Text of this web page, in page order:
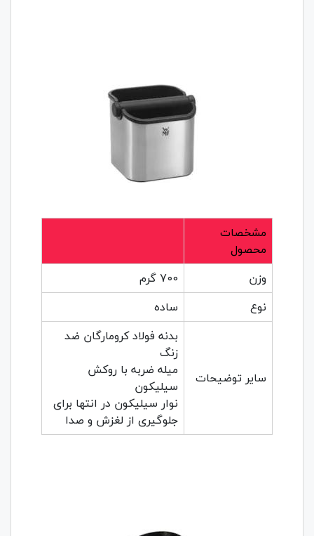
مشخصات
محصول
وزن
700 گرم
نوع
ساده
سایر توضیحات
بدنه فولاد کرومارگان ضد
زنگ
میله ضربه با روکش
سیلیکون
نوار سیلیکون در انتها برای
جلوگیری از لغزش و صدا